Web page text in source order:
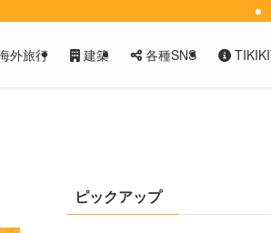
外旅行 建築 各種SNS
ピックアップ